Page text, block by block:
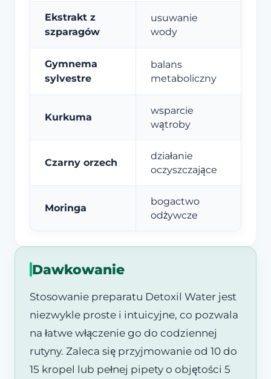
Ekstrakt z
szparagów
usuwanie
wody
Gymnema
sylvestre
balans
metaboliczny
Kurkuma
wsparcie
wątroby
Czarny orzech
działanie
oczyszczające
Moringa
bogactwo
odżywcze
Dawkowanie
Stosowanie preparatu Detoxil Water jest
niezwykle proste i intuicyjne, co pozwala
na łatwe włączenie go do codziennej
rutyny. Zaleca się przyjmowanie od 10 do
15 kropel lub pełnej pipety o objętości 5